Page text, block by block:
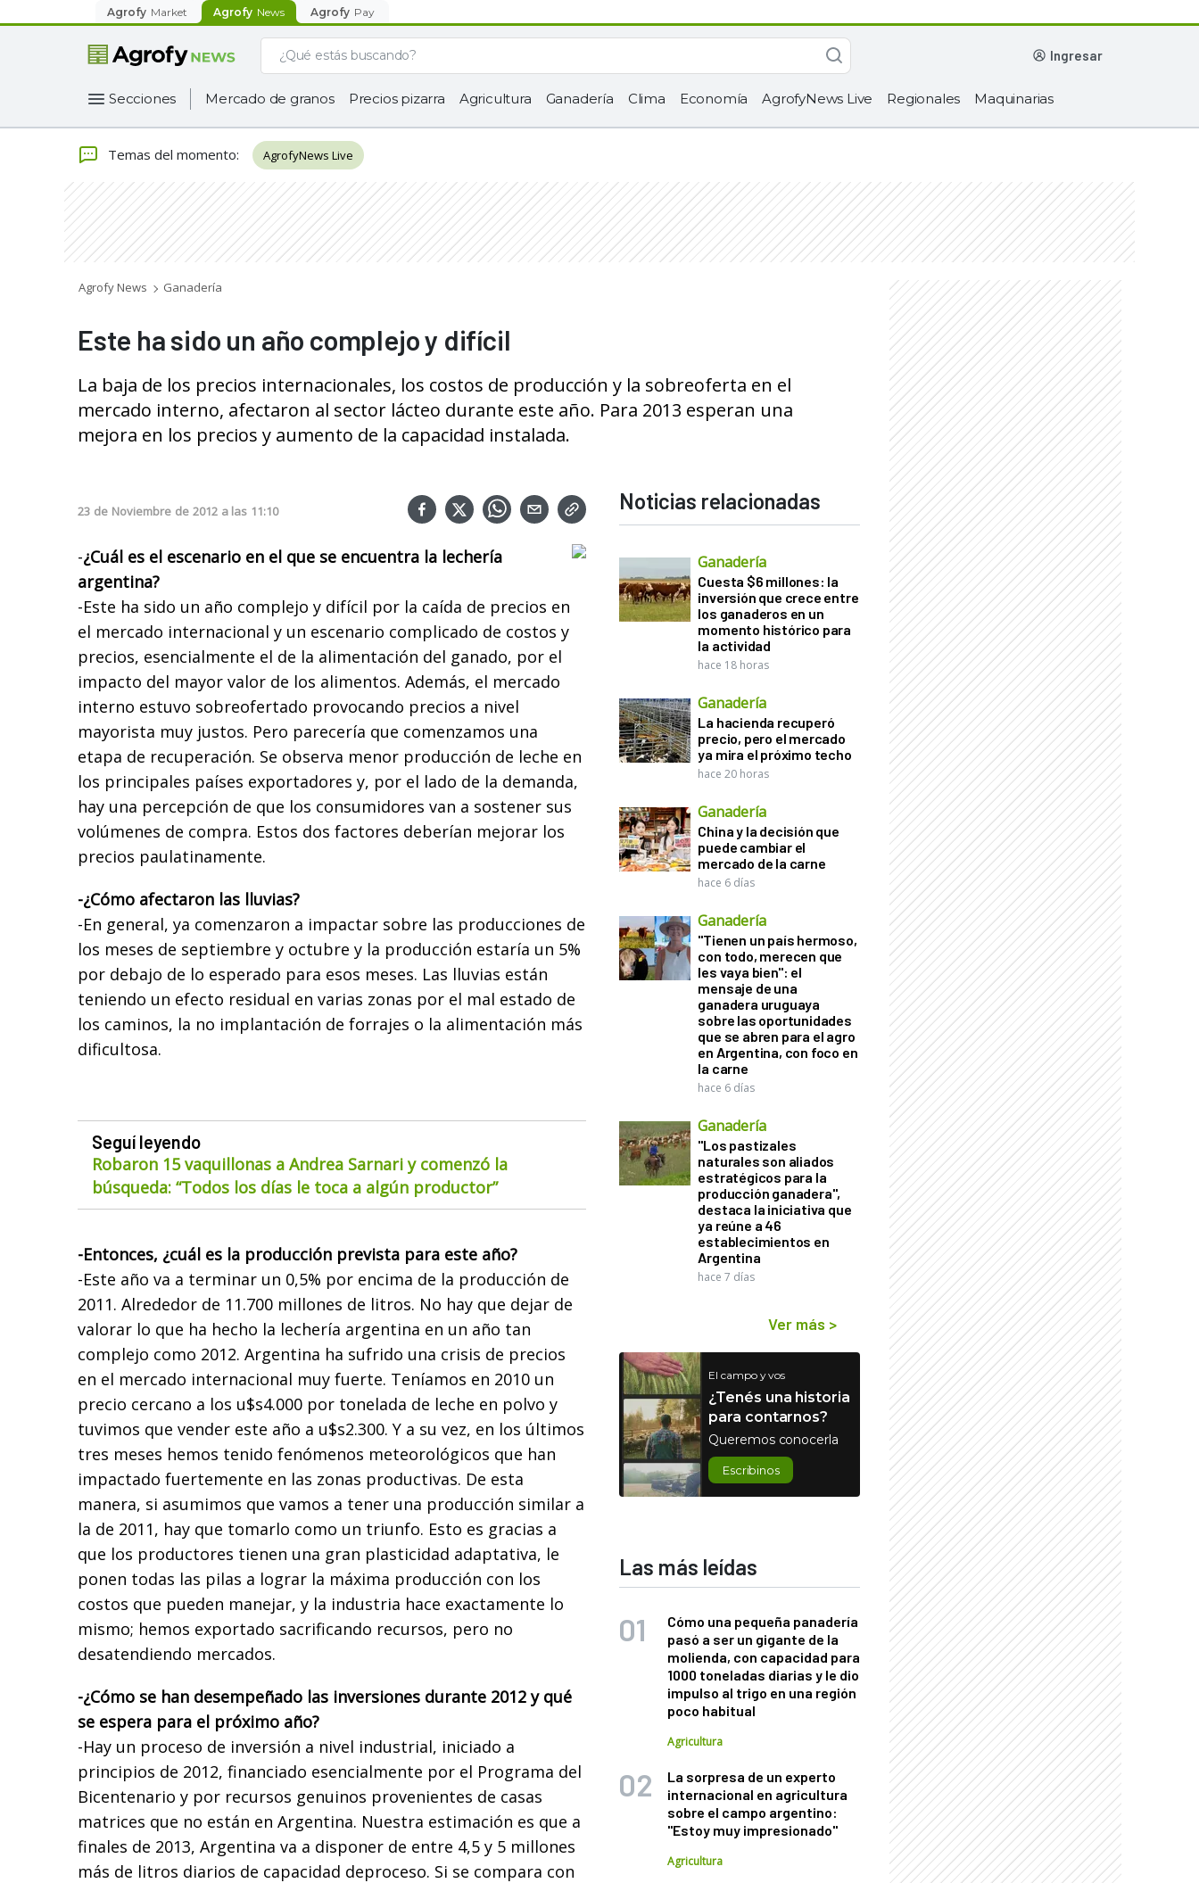
Agrofy Market Agrofy News Agrofy Pay
ingresar
Secciones Mercado de granos Precios pizarra Agricultura Ganadería Clima Economía AgrofyNews Live Regionales Maquinarias
Temas del momento: AgrofyNews Live
Agrofy News Ganadería
Este ha sido un año complejo y difícil
La baja de los precios internacionales, los costos de producción y la sobreoferta en el
mercado interno, afectaron al sector lácteo durante este año. Para 2013 esperan una
mejora en los precios y aumento de la capacidad instalada.
23 de Noviembre de 2012 a las 11:10
-¿Cuál es el escenario en el que se encuentra la lechería
argentina?
-Este ha sido un año complejo y difícil por la caída de precios en
el mercado internacional y un escenario complicado de costos y
precios, esencialmente el de la alimentación del ganado, por el
impacto del mayor valor de los alimentos. Además, el mercado
interno estuvo sobreofertado provocando precios a nivel
mayorista muy justos. Pero parecería que comenzamos una
etapa de recuperación. Se observa menor producción de leche en
los principales países exportadores y, por el lado de la demanda,
hay una percepción de que los consumidores van a sostener sus
volúmenes de compra. Estos dos factores deberían mejorar los
precios paulatinamente.
-¿Cómo afectaron las lluvias?
-En general, ya comenzaron a impactar sobre las producciones de
los meses de septiembre y octubre y la producción estaría un 5%
por debajo de lo esperado para esos meses. Las lluvias están
teniendo un efecto residual en varias zonas por el mal estado de
los caminos, la no implantación de forrajes o la alimentación más
dificultosa.
Seguí leyendo
Robaron 15 vaquillonas a Andrea Sarnari y comenzó la
búsqueda: “Todos los días le toca a algún productor”
-Entonces, ¿cuál es la producción prevista para este año?
-Este año va a terminar un 0,5% por encima de la producción de
2011. Alrededor de 11.700 millones de litros. No hay que dejar de
valorar lo que ha hecho la lechería argentina en un año tan
complejo como 2012. Argentina ha sufrido una crisis de precios
en el mercado internacional muy fuerte. Teníamos en 2010 un
precio cercano a los u$s4.000 por tonelada de leche en polvo y
tuvimos que vender este año a u$s2.300. Y a su vez, en los últimos
tres meses hemos tenido fenómenos meteorológicos que han
impactado fuertemente en las zonas productivas. De esta
manera, si asumimos que vamos a tener una producción similar a
la de 2011, hay que tomarlo como un triunfo. Esto es gracias a
que los productores tienen una gran plasticidad adaptativa, le
ponen todas las pilas a lograr la máxima producción con los
costos que pueden manejar, y la industria hace exactamente lo
mismo; hemos exportado sacrificando recursos, pero no
desatendiendo mercados.
-¿Cómo se han desempeñado las inversiones durante 2012 y qué
se espera para el próximo año?
-Hay un proceso de inversión a nivel industrial, iniciado a
principios de 2012, financiado esencialmente por el Programa del
Bicentenario y por recursos genuinos provenientes de casas
matrices que no están en Argentina. Nuestra estimación es que a
finales de 2013, Argentina va a disponer de entre 4,5 y 5 millones
más de litros diarios de capacidad deproceso. Si se compara con
Noticias relacionadas
Ganadería
Cuesta $6 millones: la
inversión que crece entre
los ganaderos en un
momento histórico para
la actividad
hace 18 horas
Ganadería
La hacienda recuperó
precio, pero el mercado
ya mira el próximo techo
hace 20 horas
Ganadería
China y la decisión que
puede cambiar el
mercado de la carne
hace 6 días
Ganadería
"Tienen un país hermoso,
con todo, merecen que
les vaya bien": el
mensaje de una
ganadera uruguaya
sobre las oportunidades
que se abren para el agro
en Argentina, con foco en
la carne
hace 6 días
Ganadería
"Los pastizales
naturales son aliados
estratégicos para la
producción ganadera",
destaca la iniciativa que
ya reúne a 46
establecimientos en
Argentina
hace 7 días
Ver más >
El campo y vos
¿Tenés una historia
para contarnos?
Queremos conocerla
Escribinos
Las más leídas
Cómo una pequeña panadería
pasó a ser un gigante de la
molienda, con capacidad para
1000 toneladas diarias y le dio
impulso al trigo en una región
poco habitual
Agricultura
La sorpresa de un experto
internacional en agricultura
sobre el campo argentino:
"Estoy muy impresionado"
Agricultura